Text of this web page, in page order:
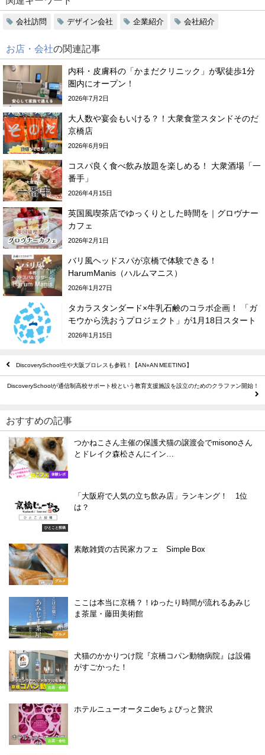
会社訪問 デザイン会社 企業紹介 会社紹介
お店・会社の関連記事
内科・皮膚科の「かまだクリニック」が駅徒歩1分
圏内にオープン！
2026年7月2日
大人数や宴会もいける？！大衆食堂スタンドそのだ
京橋店
2026年6月9日
コスパ良く食べ飲み放題を楽しめる！ 大衆酒場「一
番手」
2026年4月15日
英国風喫茶店でゆっくりとした時間を｜グロヴナー
カフェ
2026年2月1日
バリ風ヘッドスパが京橋で体験できる！
HarumManis（ハルムマニス）
2026年1月27日
タカラスタンダード×牛乳石鹸のコラボ企画！ 「ガ
モウから洗おうプロジェクト」が1月18日スタート
2026年1月15日
DiscoverySchool生や大阪プロレスも参戦！【AN⭐︎AN MEETING】
DiscoverySchoolが通信制高校サポート校という教育支援施設を設立のためのクラファン開始！
おすすめの記事
体験レポ
つかねこさん主催の保護犬猫の譲渡会でmisonoさん
とドレイク森松さんにイン…
ひとこと投稿
「大阪府で人気の立ち飲み店」ランキング！ 1位
は？
グルメ
素敵雑貨の古民家カフェ Simple Box
グルメ
ここは本当に京橋？！ゆったり時間が流れるあみじ
ま茶屋・藤田美術館
お店・会社
犬猫のかかりつけ院『京橋コパン動物病院』は設備
がすごかった！
お店・会社
ホテルニューオータニdeちょぴっと贅沢